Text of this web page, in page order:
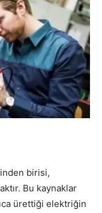
birisi,
Bu kaynaklar
ürettiği elektriğin